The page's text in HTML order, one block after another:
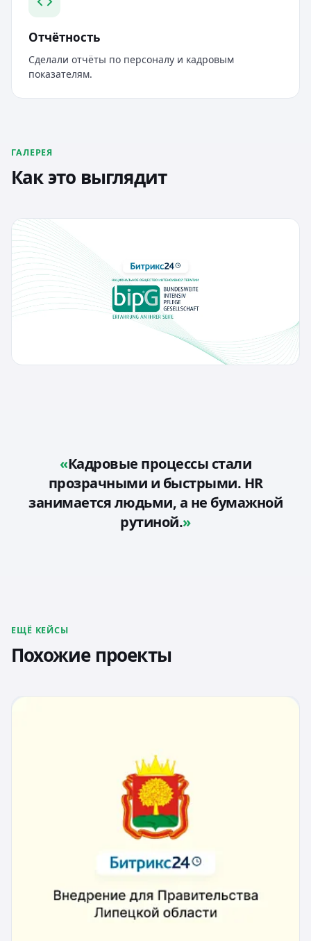
Отчётность
Сделали отчёты по персоналу и кадровым
показателям.
ГАЛЕРЕЯ
Как это выглядит
Кадровые процессы стали
прозрачными и быстрыми. HR
занимается людьми, а не бумажной
рутиной.
ЕЩЁ КЕЙСЫ
Похожие проекты